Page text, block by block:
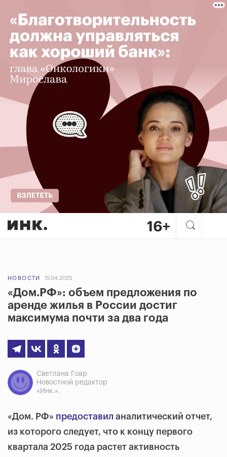
НОВОСТИ 15.04.2025
«Дом.РФ»: объем предложения по
аренде жилья в России достиг
максимума почти за два года
Светлана Гоар
Новостной редактор
«Инк.».
«Дом. РФ» предоставил аналитический отчет,
из которого следует, что к концу первого
квартала 2025 года растет активность